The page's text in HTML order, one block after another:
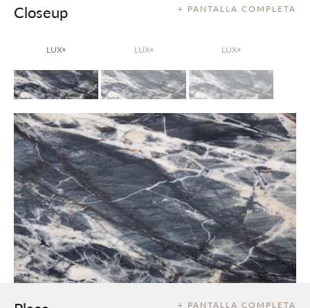
+ PANTALLA COMPLETA
Closeup
LUX® LUX® LUX®
+ PANTALLA COMPLETA